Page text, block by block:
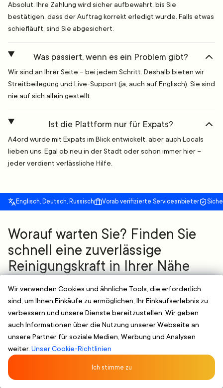
Absolut. Ihre Zahlung wird sicher aufbewahrt, bis Sie
bestätigen, dass der Auftrag korrekt erledigt wurde. Falls etwas
schiefläuft, sind Sie abgesichert.
Was passiert, wenn es ein Problem gibt?
Wir sind an Ihrer Seite – bei jedem Schritt. Deshalb bieten wir
Streitbeilegung und Live-Support (ja, auch auf Englisch). Sie sind
nie auf sich allein gestellt.
Ist die Plattform nur für Expats?
A4ord wurde mit Expats im Blick entwickelt, aber auch Locals
lieben uns. Egal ob neu in der Stadt oder schon immer hier –
jeder verdient verlässliche Hilfe.
Englisch, Deutsch, Russisch Vorab verifizierte Serviceanbieter
Worauf warten Sie? Finden Sie
schnell eine zuverlässige
Reinigungskraft in Ihrer Nähe
Blättern nach Stil oder Bedarf-Von der täglichen Reinigung bis
zum gründlichen Frühjahrsputz - finden Sie eine Reinigungskraft,
die zu Ihren Bedürfnissen passt.
Geprüfte & klare Profile -Qualifizierte Reinigungskräfte mit
nachgewiesener Erfahrung.
Flexible Terminplanung- Buchen Sie online und wählen Sie eine
Zeit, die für Sie passt, ohne zusätzlichen Aufwand.
JETZT ZUVERLÄSSIGE REINIGUNGSKRAFT FINDEN
Wir verwenden Cookies und ähnliche Tools, die erforderlich
sind, um Ihnen Einkäufe zu ermöglichen, Ihr Einkaufserlebnis zu
verbessern und unsere Dienste bereitzustellen. Wir geben
auch Informationen über die Nutzung unserer Webseite an
unsere Partner für soziale Medien, Werbung und Analysen
weiter. Unser Cookie-Richtlinien
Ich stimme zu